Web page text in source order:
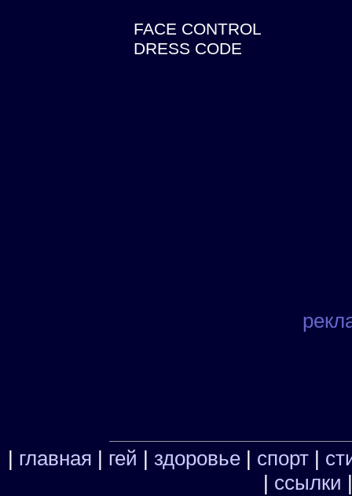
FACE CONTROL
DRESS CODE
| главная | гей | здоровье | спорт |
| ссылки